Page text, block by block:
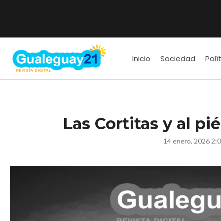
Inicio Sociedad
Las Cortitas y al
14 enero, 2026